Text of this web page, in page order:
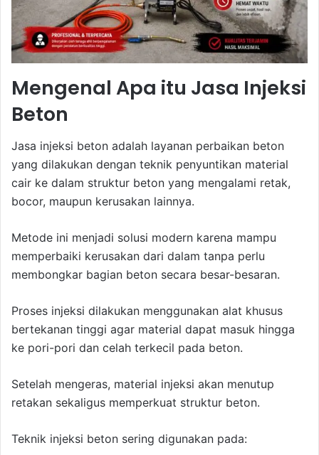
Mengenal Apa itu Jasa Injeksi
Beton
Jasa injeksi beton adalah layanan perbaikan beton
yang dilakukan dengan teknik penyuntikan material
cair ke dalam struktur beton yang mengalami retak,
bocor, maupun kerusakan lainnya.
Metode ini menjadi solusi modern karena mampu
memperbaiki kerusakan dari dalam tanpa perlu
membongkar bagian beton secara besar-besaran.
Proses injeksi dilakukan menggunakan alat khusus
bertekanan tinggi agar material dapat masuk hingga
ke pori-pori dan celah terkecil pada beton.
Setelah mengeras, material injeksi akan menutup
retakan sekaligus memperkuat struktur beton.
Teknik injeksi beton sering digunakan pada: